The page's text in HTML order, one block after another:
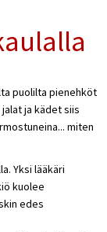
puolilta pienehköt
ja kädet siis
miten
Yksi lääkäri
kuolee
edes